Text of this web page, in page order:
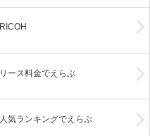
RICOH
リース料金でえらぶ
人気ランキングでえらぶ